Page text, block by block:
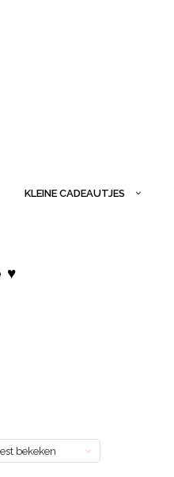
KLEINE CADEAUTJES
♥
bekeken